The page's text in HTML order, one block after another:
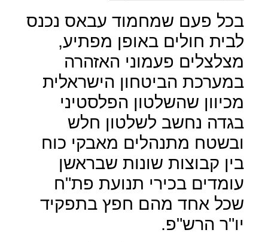
בכל פעם שמחמוד עבאס נכנס
לבית חולים באופן מפתיע,
מצלצלים פעמוני האזהרה
במערכת הביטחון הישראלית
מכיוון שהשלטון הפלסטיני
בגדה נחשב לשלטון חלש
ובשטח מתנהלים מאבקי כוח
בין קבוצות שונות שבראשן
עומדים בכירי תנועת פת"ח
שכל אחד מהם חפץ בתפקיד
יו"ר הרש"פ.